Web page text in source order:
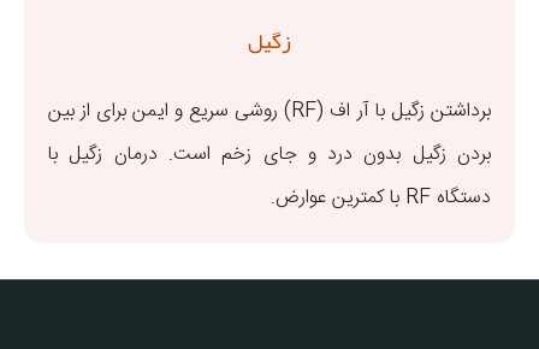
زگیل
برداشتن زگیل با آر اف (RF) روشی سریع و ایمن برای از بین
بردن زگیل بدون درد و جای زخم است. درمان زگیل با
دستگاه RF با کمترین عوارض.